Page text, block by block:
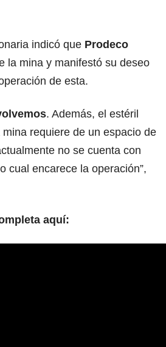
indicó que Prodeco
la mina y manifestó su deseo
de esta.
. Además, el estéril
requiere de un espacio de
no se cuenta con
cual encarece la operación”,
aquí: